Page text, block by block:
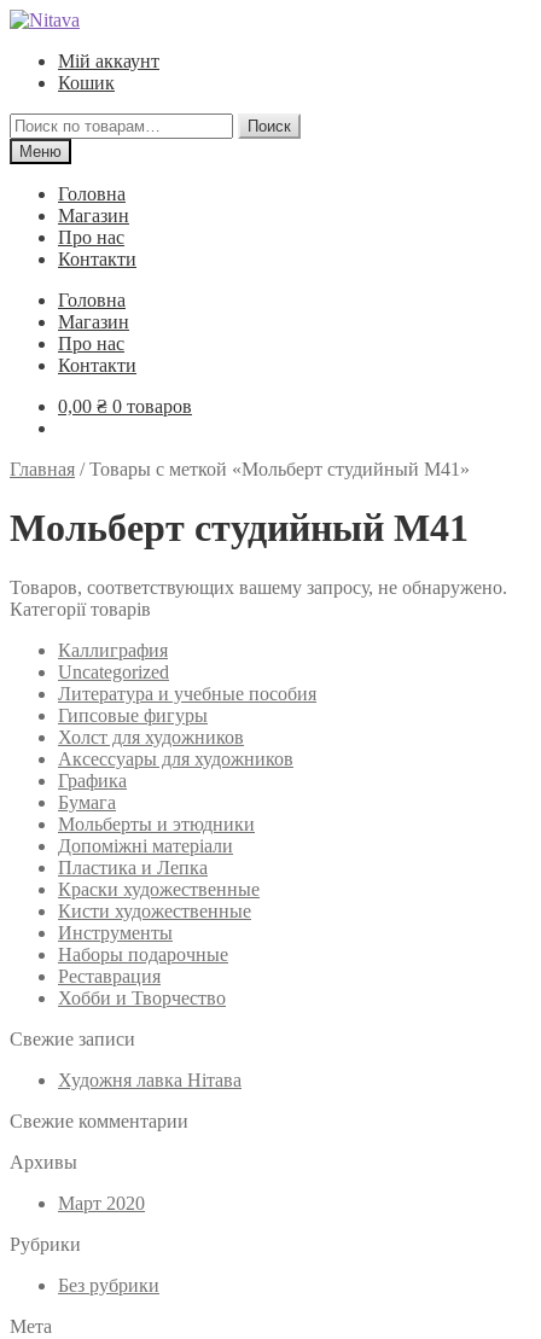
Перейти
навигации
Перейти
содержимому
Мій аккаунт
Кошик
Искать:
Поиск
Меню
Головна
Магазин
Про нас
Контакти
Головна
Магазин
Про нас
Контакти
0,00 ₴ 0 товаров
Главная /Товары с меткой «Мольберт студийный М41»
Мольберт студийный М41
Товаров, соответствующих вашему запросу, не обнаружено.
Категорії товарів
Каллиграфия
Uncategorized
Литература и учебные пособия
Гипсовые фигуры
Холст для художников
Аксессуары для художников
Графика
Бумага
Мольберты и этюдники
Допоміжні матеріали
Пластика и Лепка
Краски художественные
Кисти художественные
Инструменты
Наборы подарочные
Реставрация
Хобби и Творчество
Свежие записи
Художня лавка Нітава
Свежие комментарии
Архивы
Март 2020
Рубрики
Без рубрики
Мета